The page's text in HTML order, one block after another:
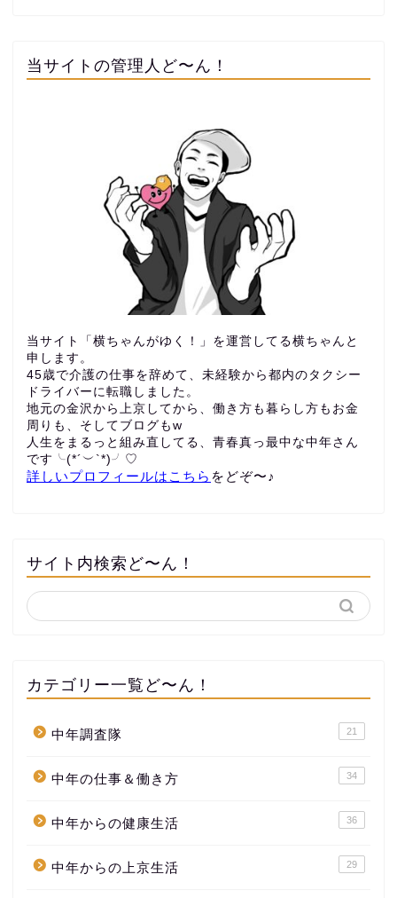
当サイトの管理人ど〜ん！
当サイト「横ちゃんがゆく！」を運営してる横ちゃんと
申します。
45歳で介護の仕事を辞めて、未経験から都内のタクシー
ドライバーに転職しました。
地元の金沢から上京してから、働き方も暮らし方もお金
周りも、 そしてブログもw
人生をまるっと組み直してる、青春真っ最中な中年さん
です╰(*´︶`*)╯♡
詳しいプロフィールはこちら をどぞ〜♪
サイト内検索ど〜ん！
カテゴリー一覧ど〜ん！
中年調査隊 21
中年の仕事＆働き方 34
中年からの健康生活 36
中年からの上京生活 29